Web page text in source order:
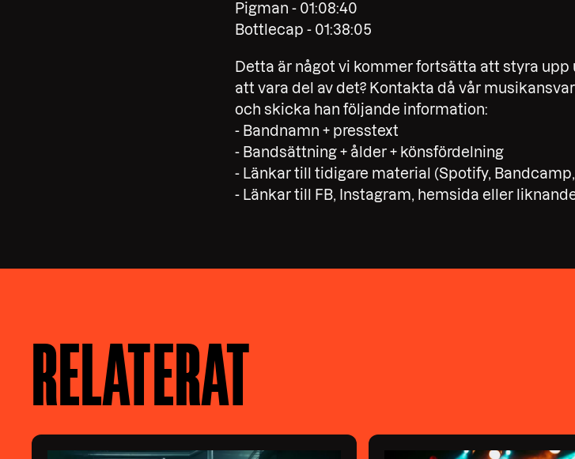
Pigman - 01:08:40
Bottlecap - 01:38:05
Detta är något vi kommer fortsätta att styra upp
att vara del av det? Kontakta då vår
och skicka han följande information:
- Bandnamn + presstext
- Bandsättning + ålder + könsfördelning
- Länkar till tidigare material (Spotify,
- Länkar till FB, Instagram, hemsida eller
RELATERAT